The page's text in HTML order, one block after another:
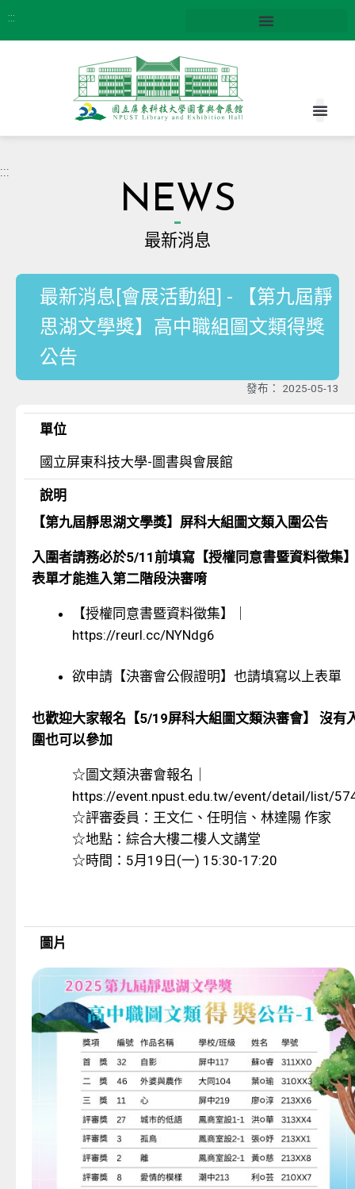
:::
:::
NEWS
最新消息
最新消息[會展活動組] - 【第九屆靜
思湖文學獎】高中職組圖文類得獎
公告
發布： 2025-05-13
單位
國立屏東科技大學-圖書與會展館
說明
【第九屆靜思湖文學獎】屏科大組圖文類入圍公告
入圍者請務必於5/11前填寫【授權同意書暨資料徵集
表單才能進入第二階段決審唷
【授權同意書暨資料徵集】｜
https://reurl.cc/NYNdg6
欲申請【決審會公假證明】也請填寫以上表單
也歡迎大家報名【5/19屏科大組圖文類決審會】 沒有
圍也可以參加
☆圖文類決審會報名｜
https://event.npust.edu.tw/event/detail/list/
☆評審委員：王文仁、任明信、林達陽 作家
☆地點：綜合大樓二樓人文講堂
☆時間：5月19日(一) 15:30-17:20
圖片